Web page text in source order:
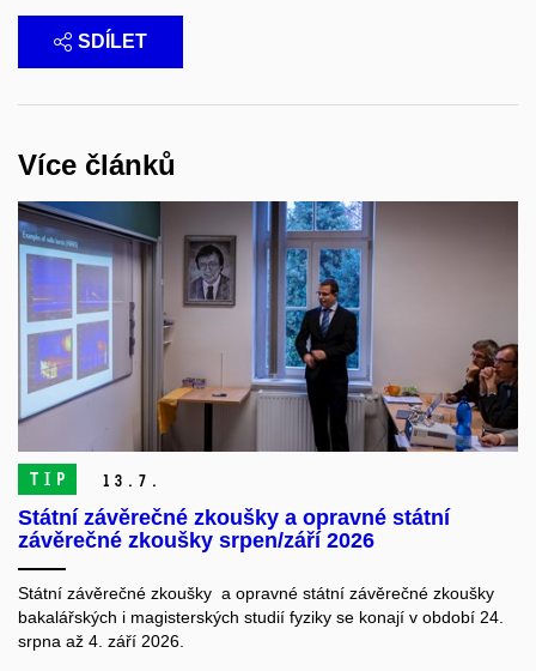
SDÍLET
Více článků
TIP 13. 7.
Státní závěrečné zkoušky a opravné státní
závěrečné zkoušky srpen/září 2026
Státní závěrečné zkoušky a opravné státní závěrečné zkoušky
bakalářských i magisterských studií fyziky se konají v období 24.
srpna až 4. září 2026.